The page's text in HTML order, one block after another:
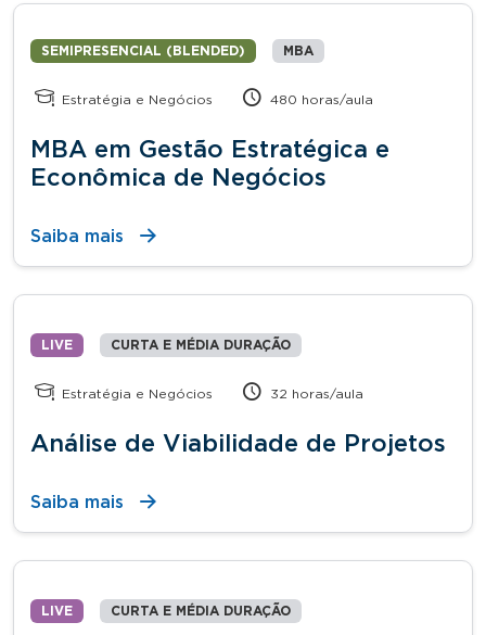
SEMIPRESENCIAL (BLENDED) MBA
Estratégia e Negócios 480 horas/aula
MBA em Gestão Estratégica e
Econômica de Negócios
Saiba mais
LIVE CURTA E MÉDIA DURAÇÃO
Estratégia e Negócios 32 horas/aula
Análise de Viabilidade de Projetos
Saiba mais
LIVE CURTA E MÉDIA DURAÇÃO